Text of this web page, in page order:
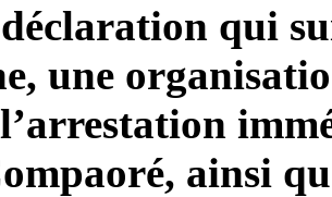
qui
une
ainsi